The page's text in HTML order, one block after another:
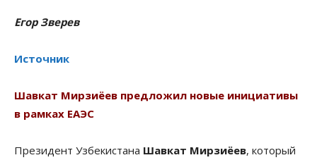
Егор Зверев
Источник
Шавкат Мирзиёев предложил новые инициативы
в рамках ЕАЭС
Президент Узбекистана Шавкат Мирзиёев, который